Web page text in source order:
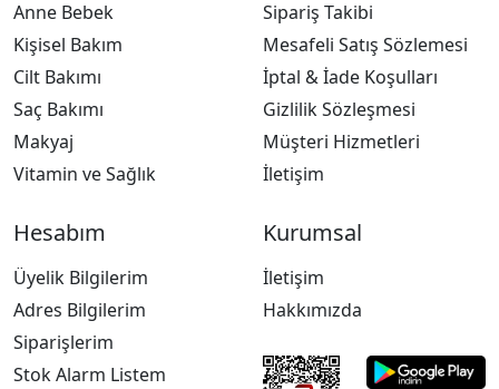
Anne Bebek
Kişisel Bakım
Cilt Bakımı
Saç Bakımı
Makyaj
Vitamin ve Sağlık
Sipariş Takibi
Mesafeli Satış Sözlemesi
İptal & İade Koşulları
Gizlilik Sözleşmesi
Müşteri Hizmetleri
İletişim
Hesabım
Üyelik Bilgilerim
Adres Bilgilerim
Siparişlerim
Stok Alarm Listem
Kurumsal
İletişim
Hakkımızda